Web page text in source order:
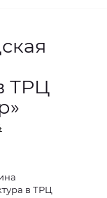
ТРЦ
в ТРЦ